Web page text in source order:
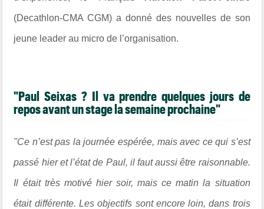
(Decathlon-CMA CGM) a donné des nouvelles de son
jeune leader au micro de l’organisation.
"Paul Seixas ? Il va prendre quelques jours de
repos avant un stage la semaine prochaine"
"Ce n’est pas la journée espérée, mais avec ce qui s’est
passé hier et l’état de Paul, il faut aussi être raisonnable.
Il était très motivé hier soir, mais ce matin la situation
était différente. Les objectifs sont encore loin, dans trois